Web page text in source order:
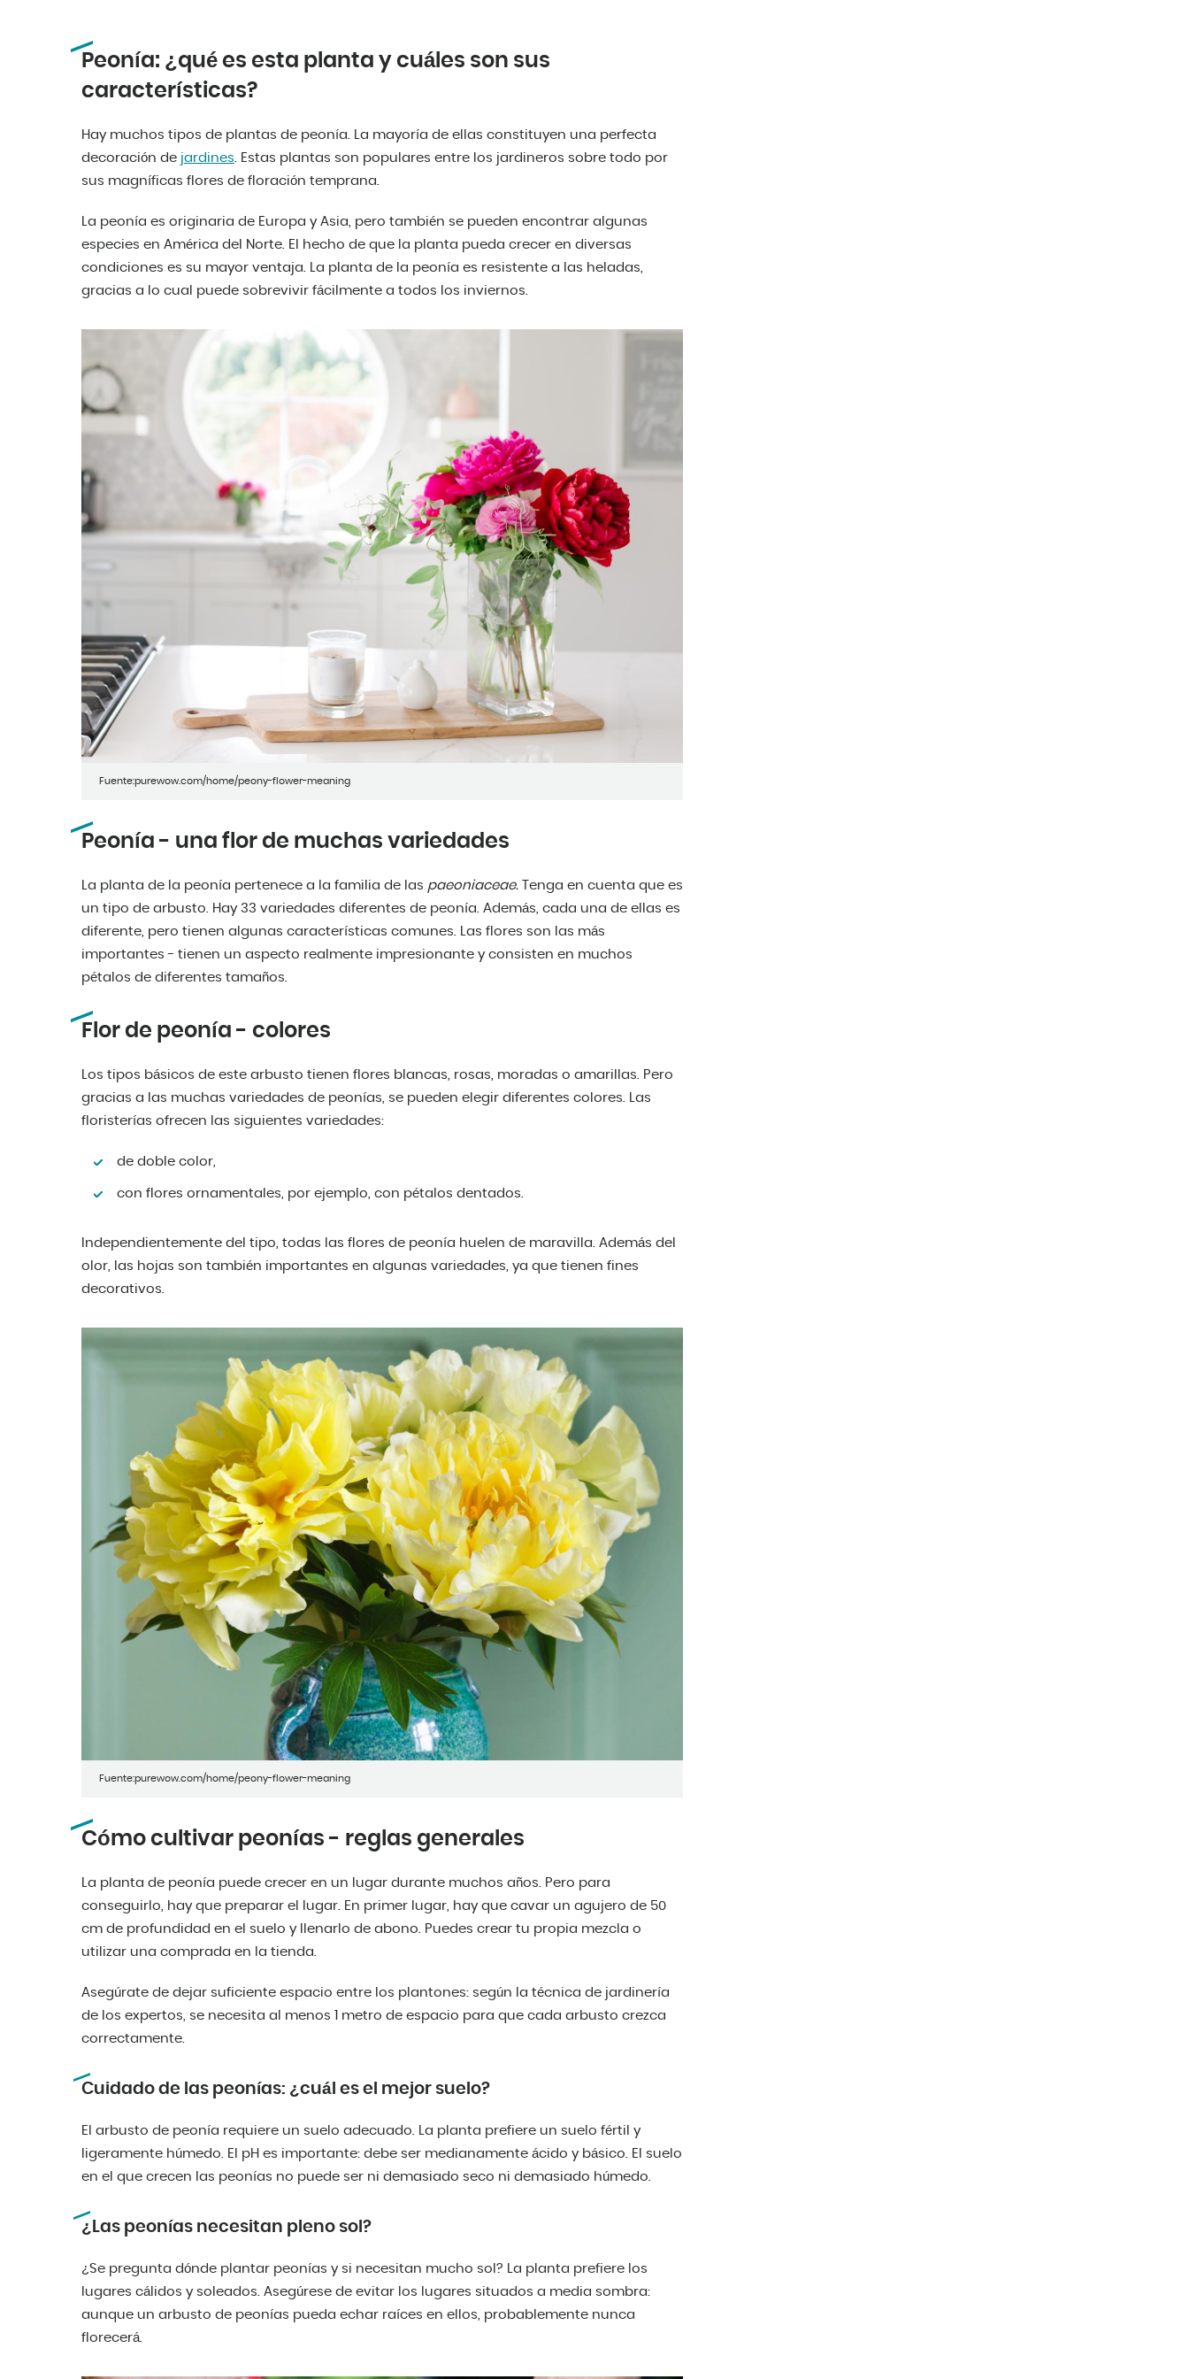
Peonía: ¿qué es esta planta y cuáles son sus
características?
Hay muchos tipos de plantas de peonía. La mayoría de ellas constituyen una perfecta
decoración de jardines. Estas plantas son populares entre los jardineros sobre todo por
sus magníficas flores de floración temprana.
La peonía es originaria de Europa y Asia, pero también se pueden encontrar algunas
especies en América del Norte. El hecho de que la planta pueda crecer en diversas
condiciones es su mayor ventaja. La planta de la peonía es resistente a las heladas,
gracias a lo cual puede sobrevivir fácilmente a todos los inviernos.
Fuente:purewow.com/home/peony-flower-meaning
Peonía - una flor de muchas variedades
La planta de la peonía pertenece a la familia de las paeoniaceae. Tenga en cuenta que es
un tipo de arbusto. Hay 33 variedades diferentes de peonía. Además, cada una de ellas es
diferente, pero tienen algunas características comunes. Las flores son las más
importantes - tienen un aspecto realmente impresionante y consisten en muchos
pétalos de diferentes tamaños.
Flor de peonía - colores
Los tipos básicos de este arbusto tienen flores blancas, rosas, moradas o amarillas. Pero
gracias a las muchas variedades de peonías, se pueden elegir diferentes colores. Las
floristerías ofrecen las siguientes variedades:
de doble color,
con flores ornamentales, por ejemplo, con pétalos dentados.
Independientemente del tipo, todas las flores de peonía huelen de maravilla. Además del
olor, las hojas son también importantes en algunas variedades, ya que tienen fines
decorativos.
Fuente:purewow.com/home/peony-flower-meaning
Cómo cultivar peonías - reglas generales
La planta de peonía puede crecer en un lugar durante muchos años. Pero para
conseguirlo, hay que preparar el lugar. En primer lugar, hay que cavar un agujero de 50
cm de profundidad en el suelo y llenarlo de abono. Puedes crear tu propia mezcla o
utilizar una comprada en la tienda.
Asegúrate de dejar suficiente espacio entre los plantones: según la técnica de jardinería
de los expertos, se necesita al menos 1 metro de espacio para que cada arbusto crezca
correctamente.
Cuidado de las peonías: ¿cuál es el mejor suelo?
El arbusto de peonía requiere un suelo adecuado. La planta prefiere un suelo fértil y
ligeramente húmedo. El pH es importante: debe ser medianamente ácido y básico. El suelo
en el que crecen las peonías no puede ser ni demasiado seco ni demasiado húmedo.
¿Las peonías necesitan pleno sol?
¿Se pregunta dónde plantar peonías y si necesitan mucho sol? La planta prefiere los
lugares cálidos y soleados. Asegúrese de evitar los lugares situados a media sombra:
aunque un arbusto de peonías pueda echar raíces en ellos, probablemente nunca
florecerá.